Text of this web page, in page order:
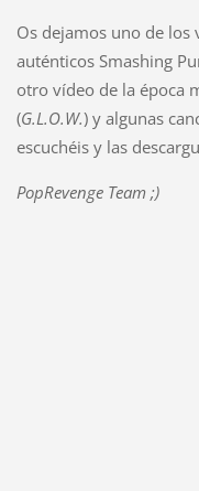
Os dejamos uno de los
auténticos Smashing
otro vídeo de la época
(G.L.O.W.) y algunas
escuchéis y las
PopRevenge Team ;)